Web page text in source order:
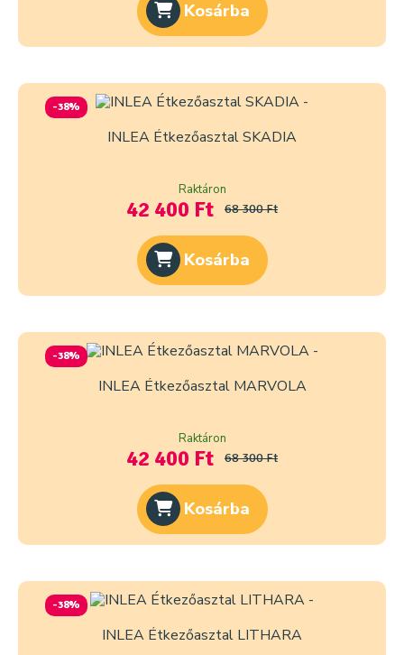
Kosárba
-38%
INLEA Étkezőasztal SKADIA
Raktáron
42 400 Ft 68 300 Ft
Kosárba
-38%
INLEA Étkezőasztal MARVOLA
Raktáron
42 400 Ft 68 300 Ft
Kosárba
-38%
INLEA Étkezőasztal LITHARA